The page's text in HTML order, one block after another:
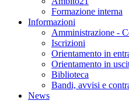
Formazione interna
Informazioni
Amministrazione -
Iscrizioni
Orientamento in
Orientamento in
Biblioteca
Bandi, avvisi e
News